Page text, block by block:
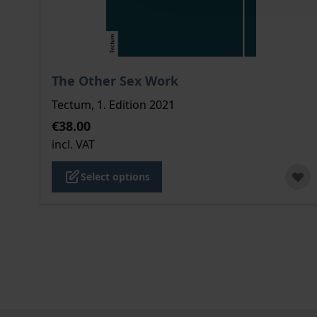
The Other Sex Work
The price depends on the options chosen on the
Tectum, 1. Edition 2021
€38.00
incl. VAT
Select options